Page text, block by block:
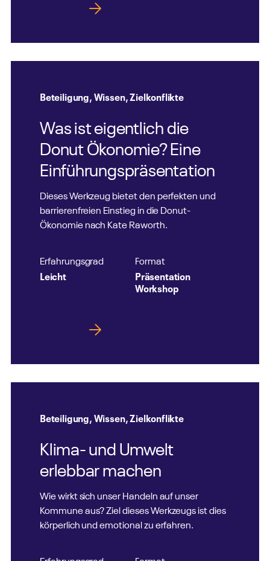
Beteiligung,Wissen,Zielkonflikte
Was ist eigentlich die
Donut Ökonomie? Eine
Einführungspräsentation
Dieses Werkzeug bietet den perfekten und
barrierenfreien Einstieg in die Donut-
Ökonomie nach Kate Raworth.
Erfahrungsgrad
Leicht
Format
Präsentation
Workshop
Beteiligung,Wissen,Zielkonflikte
Klima- und Umwelt
erlebbar machen
Wie wirkt sich unser Handeln auf unser
Kommune aus? Ziel dieses Werkzeugs ist dies
körperlich und emotional zu erfahren.